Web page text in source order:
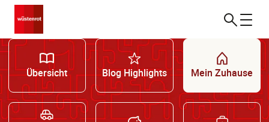
Übersicht Blog Highlights Mein Zuhause